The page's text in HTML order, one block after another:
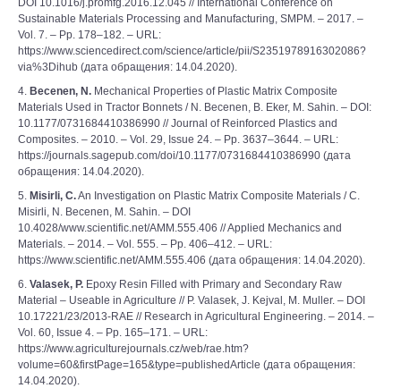
DOI 10.1016/j.promfg.2016.12.045 // International Conference on
Sustainable Materials Processing and Manufacturing, SMPM. – 2017. –
Vol. 7. – Pp. 178–182. – URL:
https://www.sciencedirect.com/science/article/pii/S2351978916302086?
via%3Dihub (дата обращения: 14.04.2020).
4. Becenen, N. Mechanical Properties of Plastic Matrix Composite
Materials Used in Tractor Bonnets / N. Becenen, B. Eker, M. Sahin. – DOI:
10.1177/0731684410386990 // Journal of Reinforced Plastics and
Composites. – 2010. – Vol. 29, Issue 24. – Pp. 3637–3644. – URL:
https://journals.sagepub.com/doi/10.1177/0731684410386990 (дата
обращения: 14.04.2020).
5. Misirli, C.An Investigation on Plastic Matrix Composite Materials / C.
Misirli, N. Becenen, M. Sahin. – DOI
10.4028/www.scientific.net/AMM.555.406 // Applied Mechanics and
Materials. – 2014. – Vol. 555. – Pp. 406–412. – URL:
https://www.scientific.net/AMM.555.406 (дата обращения: 14.04.2020).
6. Valasek, P. Epoxy Resin Filled with Primary and Secondary Raw
Material – Useable in Agriculture // P. Valasek, J. Kejval, M. Muller. – DOI
10.17221/23/2013-RAE // Research in Agricultural Engineering. – 2014. –
Vol. 60, Issue 4. – Pp. 165–171. – URL:
https://www.agriculturejournals.cz/web/rae.htm?
volume=60&firstPage=165&type=publishedArticle (дата обращения:
14.04.2020).